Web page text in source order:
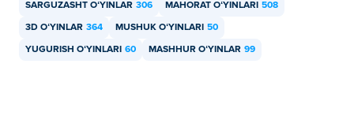
Talking Tom Gold Run o'yinini qanday qilib
SARGUZASHT OʻYINLAR 306 MAHORAT OʻYINLARI 508
3D OʻYINLAR 364 MUSHUK OʻYINLARI 50
YUGURISH OʻYINLARI 60 MASHHUR OʻYINLAR 99